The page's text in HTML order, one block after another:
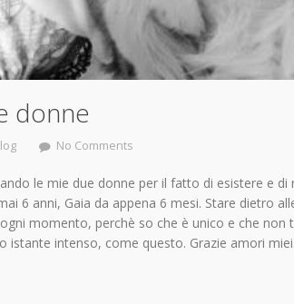
donne
No Comments
le mie due donne per il fatto di esistere e
6 anni, Gaia da appena 6 mesi. Stare dietro
momento, perchè so che è unico e che non
istante intenso, come questo. Grazie amori